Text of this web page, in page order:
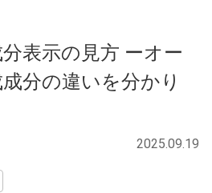
表示の見方 ーオー
分の違いを分かり
2025.09.19